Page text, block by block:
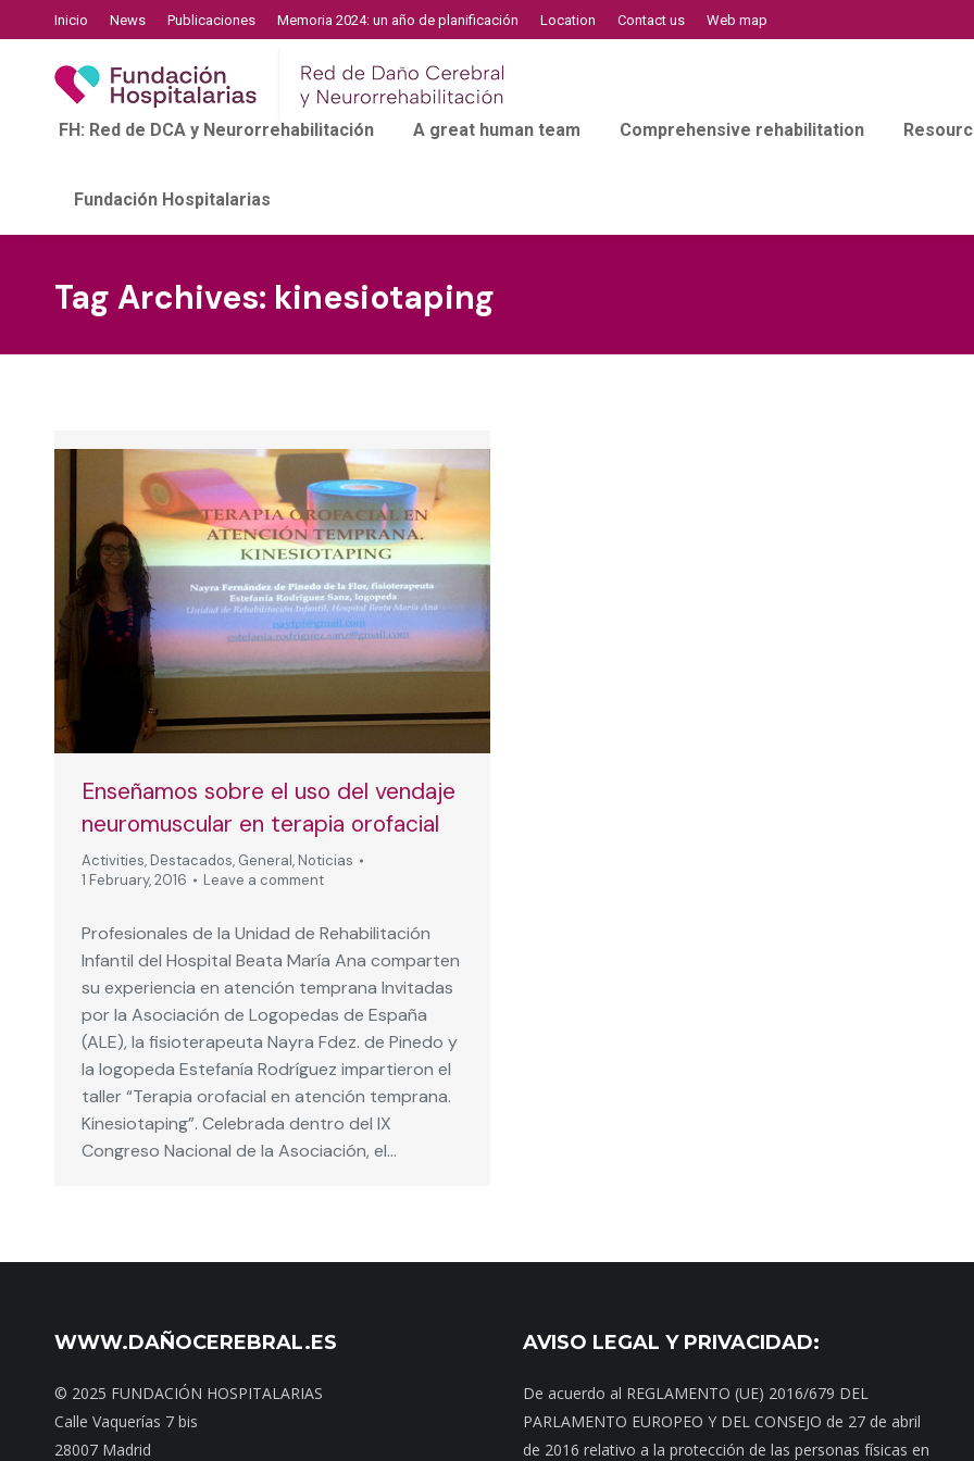
Inicio News Publicaciones Memoria 2024: un año de planificación Location Contact us Web map
FH: Red de DCA y Neurorrehabilitación A great human team Comprehensive rehabilitation
Fundación Hospitalarias
Tag Archives: kinesiotaping
Enseñamos sobre el uso del vendaje
neuromuscular en terapia orofacial
Activities, Destacados, General, Noticias
1 February, 2016
Leave a comment
Profesionales de la Unidad de Rehabilitación
Infantil del Hospital Beata María Ana comparten
su experiencia en atención temprana Invitadas
por la Asociación de Logopedas de España
(ALE), la fisioterapeuta Nayra Fdez. de Pinedo y
la logopeda Estefanía Rodríguez impartieron el
taller “Terapia orofacial en atención temprana.
Kinesiotaping”. Celebrada dentro del IX
Congreso Nacional de la Asociación, el…
WWW.DAÑOCEREBRAL.ES
© 2025 FUNDACIÓN HOSPITALARIAS
Calle Vaquerías 7 bis
28007 Madrid
AVISO LEGAL Y PRIVACIDAD:
De acuerdo al REGLAMENTO (UE) 2016/679 DEL
PARLAMENTO EUROPEO Y DEL CONSEJO de 27 de abril
de 2016 relativo a la protección de las personas físicas en